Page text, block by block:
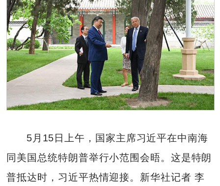
5月15日上午，国家主席习近平在中南海
同美国总统特朗普举行小范围会晤。这是特朗
普抵达时，习近平热情迎接。新华社记者 李